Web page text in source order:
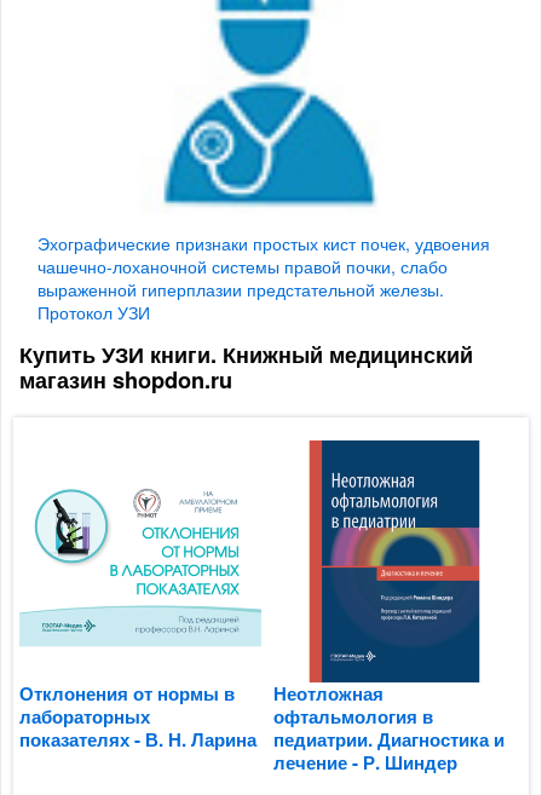
Эхографические признаки простых кист почек, удвоения
чашечно-лоханочной системы правой почки, слабо
выраженной гиперплазии предстательной железы.
Протокол УЗИ
Купить УЗИ книги. Книжный медицинский
магазин shopdon.ru
Отклонения от нормы в
лабораторных
показателях - В. Н. Ларина
Неотложная
офтальмология в
педиатрии. Диагностика и
лечение - Р. Шиндер